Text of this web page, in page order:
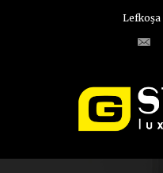
Lefkoşa